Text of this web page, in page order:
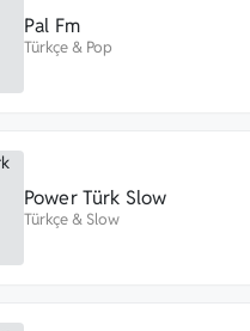
Pal Fm
Türkçe& Pop
Power Türk Slow
Türkçe& Slow